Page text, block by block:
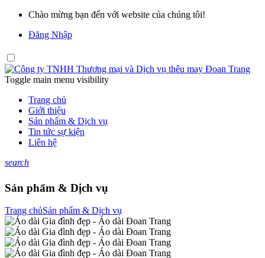
Chào mừng bạn đến với website của chúng tôi!
Đăng Nhập
Toggle main menu visibility
Trang chủ
Giới thiệu
Sản phẩm & Dịch vụ
Tin tức sự kiện
Liên hệ
search
Sản phẩm & Dịch vụ
Trang chủSản phẩm & Dịch vụ